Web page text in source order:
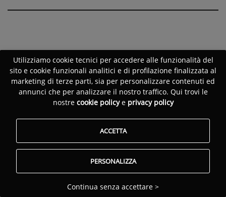
Utilizziamo cookie tecnici per accedere alle funzionalità del
sito e cookie funzionali analitici e di profilazione finalizzata al
marketing di terze parti, sia per personalizzare contenuti ed
annunci che per analizzare il nostro traffico. Qui trovi le
nostre cookie policye privacy policy
ACCETTA
PERSONALIZZA
Continua senza accettare >